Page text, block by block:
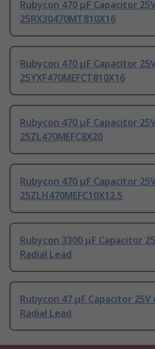
Rubycon 470 μF Capacitor
25RX30470MT810X16
Rubycon 470 μF Capacitor
25YXF470MEFCT810X16
Rubycon 470 μF Capacitor
25ZL470MEFC8X20
Rubycon 470 μF Capacitor
25ZLH470MEFC10X12.5
Rubycon 3300 μF Capacitor
Radial Lead
Rubycon 47 μF Capacitor
Radial Lead